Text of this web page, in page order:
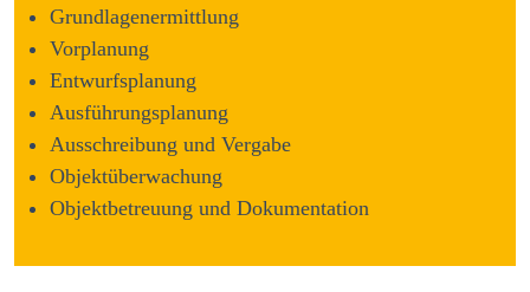
Grundlagenermittlung
Vorplanung
Entwurfsplanung
Ausführungsplanung
Ausschreibung und Vergabe
Objektüberwachung
Objektbetreuung und Dokumentation